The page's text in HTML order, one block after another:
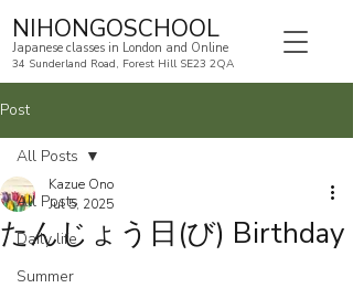
NIHONGOSCHOOL
Japanese classes in London and Online
34 Sunderland Road, Forest Hill SE23 2QA
Post
All Posts
Daily life
Summer
All Posts
たんじょう日(び) Birthday
Kazue Ono
Jul 5, 2025